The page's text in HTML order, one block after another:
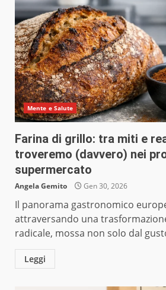
Mente e Salute
Farina di grillo: tra miti e
troveremo (davvero) nei
supermercato
Angela Gemito Gen 30, 2026
Il panorama gastronomico
attraversando una
radicale, mossa non solo dal
Leggi